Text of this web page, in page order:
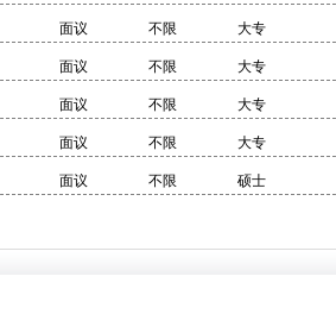
面议 不限 大专
面议 不限 大专
面议 不限 大专
面议 不限 大专
面议 不限 硕士